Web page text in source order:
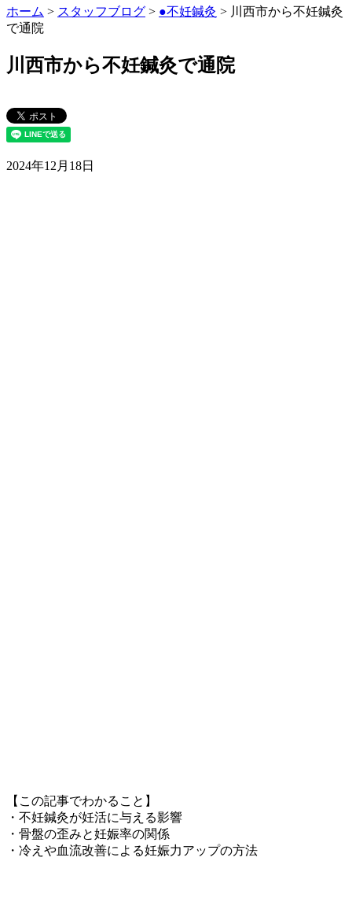
ホーム > スタッフブログ > ●不妊鍼灸 > 川西市から不妊鍼灸
で通院
川西市から不妊鍼灸で通院
2024年12月18日
【この記事でわかること】
・不妊鍼灸が妊活に与える影響
・骨盤の歪みと妊娠率の関係
・冷えや血流改善による妊娠力アップの方法